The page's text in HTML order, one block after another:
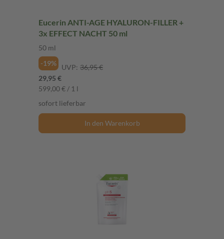
Eucerin ANTI-AGE HYALURON-FILLER +
3x EFFECT NACHT 50 ml
50 ml
-19%
UVP: 36,95 €
29,95 €
599,00 € / 1 l
sofort lieferbar
In den Warenkorb